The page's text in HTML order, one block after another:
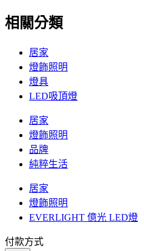
相關分類
居家
燈飾照明
燈具
LED吸頂燈
居家
燈飾照明
品牌
純粹生活
居家
燈飾照明
EVERLIGHT 億光 LED燈
付款方式